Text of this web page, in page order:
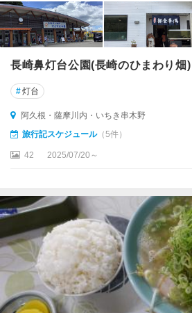
長崎鼻灯台公園(長崎のひまわり畑)
#灯台
阿久根・薩摩川内・いちき串木野
旅行記スケジュール（5件）
42 2025/07/20～